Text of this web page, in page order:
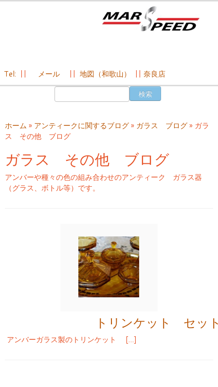
ン
ツ
ス
キ
ッ
Tel: メール 地図（和歌山） 奈良店
ホーム » アンティークに関するブログ» ガラス ブログ» ガラ
ス その他 ブログ
ガラス その他 ブログ
アンバーや種々の色の組み合わせのアンティーク ガラス器
（グラス、ボトル等）です。
トリンケット セッ
アンバーガラス製のトリンケット […]